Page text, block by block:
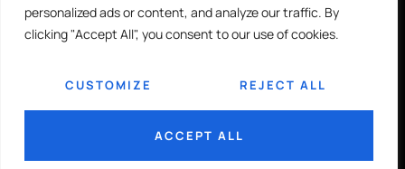
personalized ads or content, and analyze our traffic. By
clicking "Accept All", you consent to our use of cookies.
CUSTOMIZE REJECT ALL
ACCEPT ALL
UL. GORZOWSKA 7
65-127 ZIELONA GÓRA
PHMB@PHMB.COM.PL